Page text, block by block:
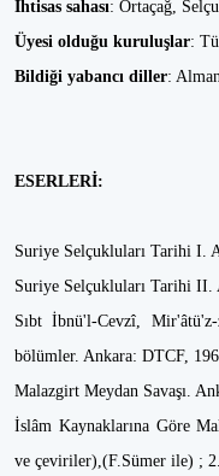
İhtisas sahası: Ortaçağ,
Üyesi olduğu kuruluşlar:
Bildiği yabancı diller:
ESERLERİ:
Suriye Selçukluları Tarihi I.
Suriye Selçukluları Tarihi II.
Sıbt İbnü'l-Cevzî,
bölümler. Ankara: DTCF,
Malazgirt Meydan Savaşı.
İslâm Kaynaklarına Göre
ve çeviriler),(F.Sümer ile) ;